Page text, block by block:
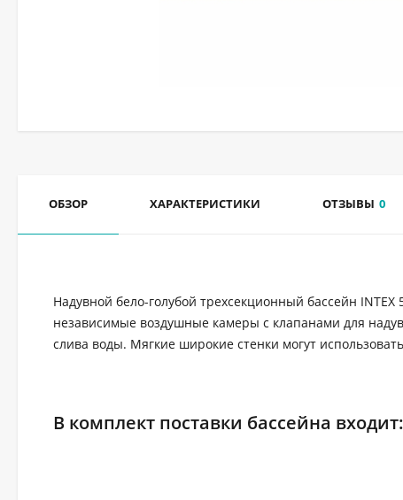
ОБЗОР ХАРАКТЕРИСТИКИ ОТЗЫВЫ 0
Надувной бело-голубой трехсекционный бассейн
независимые воздушные камеры с клапанами для
слива воды. Мягкие широкие стенки могут
В комплект поставки бассейна входит: